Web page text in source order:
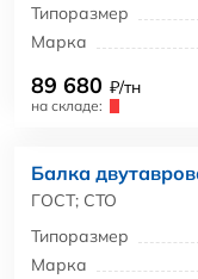
Типоразмер
Марка
89 680 ₽/тн
на складе:
Балка
ГОСТ; СТО
Типоразмер
Марка